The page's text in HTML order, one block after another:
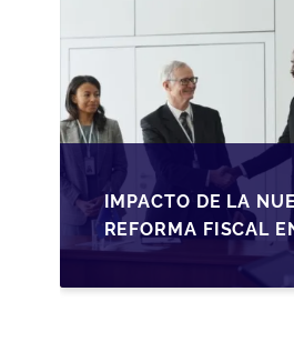
IMPACTO DE LA
REFORMA FISCAL
LA TRANSMISIÓN
PYMES EN ESPAÑA